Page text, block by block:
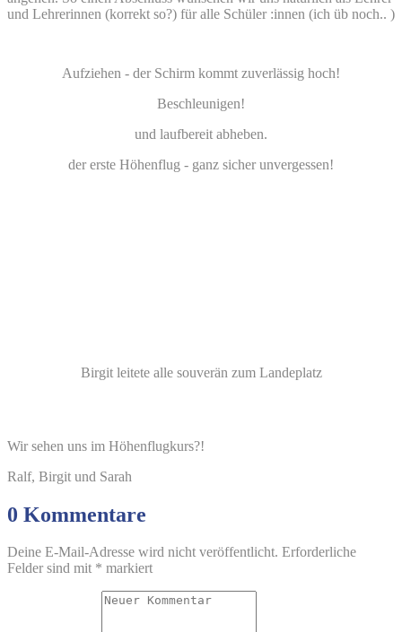
und Lehrerinnen (korrekt so?) für alle Schüler :innen (ich üb noch.. )
Aufziehen - der Schirm kommt zuverlässig hoch!
Beschleunigen!
und laufbereit abheben.
der erste Höhenflug - ganz sicher unvergessen!
Birgit leitete alle souverän zum Landeplatz
Wir sehen uns im Höhenflugkurs?!
Ralf, Birgit und Sarah
0 Kommentare
Deine E-Mail-Adresse wird nicht veröffentlicht. Erforderliche
Felder sind mit * markiert